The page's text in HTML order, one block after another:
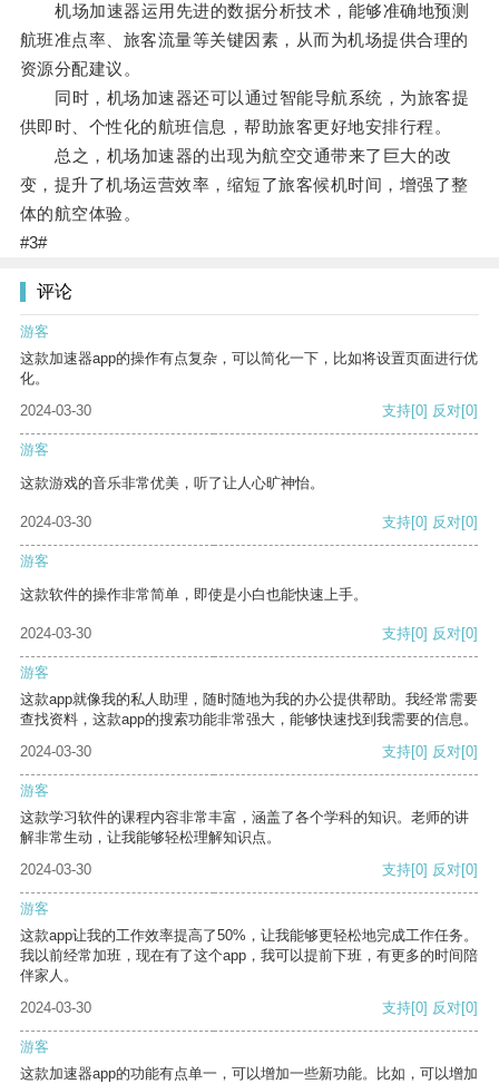
机场加速器运用先进的数据分析技术，能够准确地预测
航班准点率、旅客流量等关键因素，从而为机场提供合理的
资源分配建议。
同时，机场加速器还可以通过智能导航系统，为旅客提
供即时、个性化的航班信息，帮助旅客更好地安排行程。
总之，机场加速器的出现为航空交通带来了巨大的改
变，提升了机场运营效率，缩短了旅客候机时间，增强了整
体的航空体验。
#3#
评论
游客
这款加速器app的操作有点复杂，可以简化一下，比如将设置页面进行优
化。
2024-03-30
支持[0] 反对[0]
游客
这款游戏的音乐非常优美，听了让人心旷神怡。
2024-03-30 支持[0] 反对[0]
游客
这款软件的操作非常简单，即使是小白也能快速上手。
2024-03-30 支持[0] 反对[0]
游客
这款app就像我的私人助理，随时随地为我的办公提供帮助。我经常需要
查找资料，这款app的搜索功能非常强大，能够快速找到我需要的信息。
2024-03-30
支持[0] 反对[0]
游客
这款学习软件的课程内容非常丰富，涵盖了各个学科的知识。老师的讲
解非常生动，让我能够轻松理解知识点。
2024-03-30
支持[0] 反对[0]
游客
这款app让我的工作效率提高了50%，让我能够更轻松地完成工作任务。
我以前经常加班，现在有了这个app，我可以提前下班，有更多的时间陪
伴家人。
2024-03-30
支持[0] 反对[0]
游客
这款加速器app的功能有点单一，可以增加一些新功能。比如，可以增加